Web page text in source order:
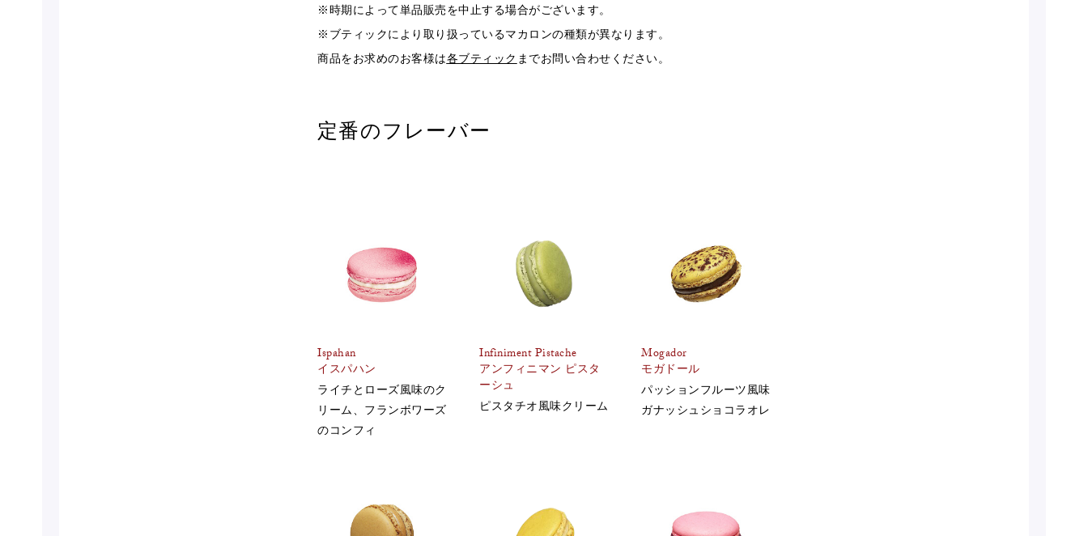
※時期によって単品販売を中止する場合がございます。
※ブティックにより取り扱っているマカロンの種類が異なります。
商品をお求めのお客様は各ブティック までお問い合わせください。
定番のフレーバー
Ispahan
イスパハン
ライチとローズ風味のク
リーム、フランボワーズ
のコンフィ
Infiniment Pistache
アンフィニマン ピスタ
ーシュ
ピスタチオ風味クリーム
Mogador
モガドール
パッションフルーツ風味
ガナッシュショコラオレ